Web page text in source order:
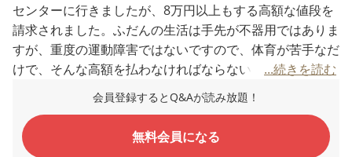
センターに行きましたが、8万円以上もする高額な値段を
請求されました。ふだんの生活は手先が不器用ではありま
すが、重度の運動障害ではないですので、体育が苦手なだ
けで、そんな高額を払わなければならないことに納得がい
教えてはキレる、の繰り返しで、わたしも気が狂いそうで
す。
今までもいろんな事が上手くできずに続いた試しがないの
...続きを読む
会員登録するとQ&Aが読み放題！
無料会員になる